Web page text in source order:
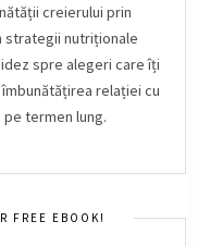
creierului prin
strategii nutriționale
spre alegeri care îți
relației cu
pe termen lung.
FREE EBOOK!